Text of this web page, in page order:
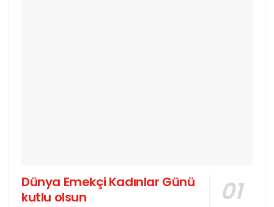
Dünya Emekçi Kadınlar Günü
kutlu olsun